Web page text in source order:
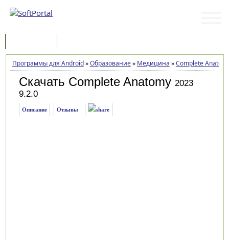
Программы для Android»Образование» Медицина »Complete
Скачать Complete Anatomy 2023
9.2.0
Описание Отзывы